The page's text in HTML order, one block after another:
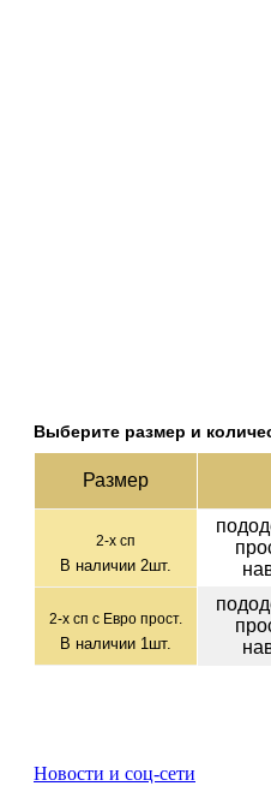
Выберите размер и
Раз­мер
2-х сп
В наличии 2шт.
2-х сп с Евро прост.
В наличии 1 шт.
Новости и соц-сети